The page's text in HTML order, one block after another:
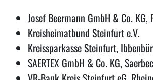
Josef Beermann GmbH & Co. KG,
Kreisheimatbund Steinfurt e.V.
Kreissparkasse Steinfurt,
SAERTEX GmbH & Co. KG,